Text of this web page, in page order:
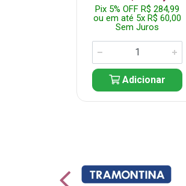
Pix 5% OFF R$ 284,99
ou em até 5x R$ 60,00
Sem Juros
Adicionar